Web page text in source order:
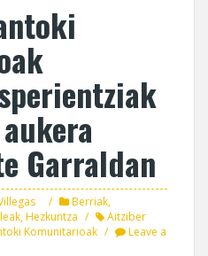
Garraldan
Berriak,
,Hezkuntza
Aitziber
Komunitarioak
Leave a